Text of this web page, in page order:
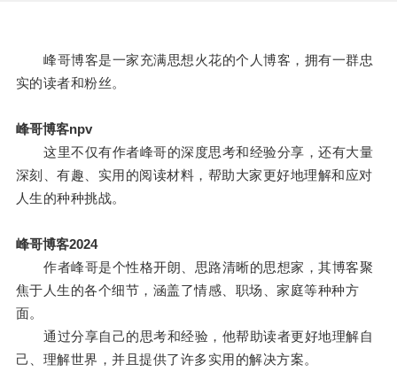
峰哥博客是一家充满思想火花的个人博客，拥有一群忠
实的读者和粉丝。
峰哥博客npv
这里不仅有作者峰哥的深度思考和经验分享，还有大量
深刻、有趣、实用的阅读材料，帮助大家更好地理解和应对
人生的种种挑战。
峰哥博客2024
作者峰哥是个性格开朗、思路清晰的思想家，其博客聚
焦于人生的各个细节，涵盖了情感、职场、家庭等种种方
面。
通过分享自己的思考和经验，他帮助读者更好地理解自
己、理解世界，并且提供了许多实用的解决方案。